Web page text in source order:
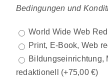
Bedingungen und
World Wide Web
Print, E-Book, Web
Bildungseinrichtung,
redaktionell (+75,00 €)